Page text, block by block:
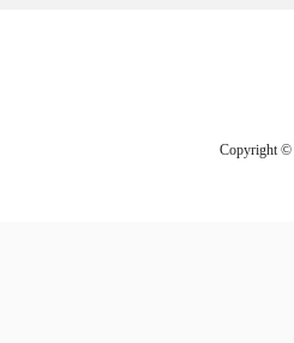
Copyright ©